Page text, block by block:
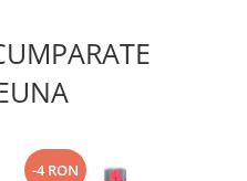
-4 RON